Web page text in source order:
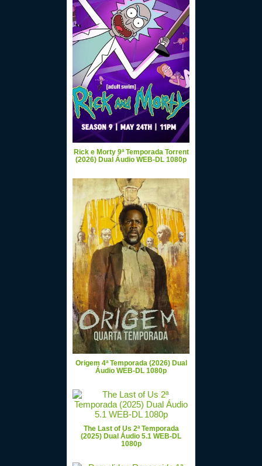
Rick e Morty 9ª Temporada Torrent
(2026) Dual Áudio WEB-DL 1080p
Origem 4ª Temporada (2026) Dual
Áudio WEB-DL 1080p
The Last of Us 2ª Temporada
(2025) Dual Áudio 5.1 WEB-DL
1080p